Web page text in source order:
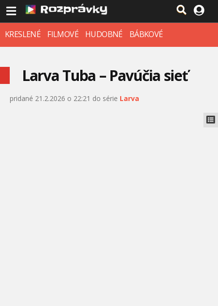
KRESLENÉ FILMOVÉ HUDOBNÉ BÁBKOVÉ
Larva Tuba – Pavúčia sieť
pridané 21.2.2026 o 22:21 do série Larva